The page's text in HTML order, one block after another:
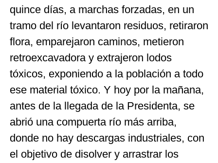
quince días, a marchas forzadas, en un
tramo del río levantaron residuos, retiraron
flora, emparejaron caminos, metieron
retroexcavadora y extrajeron lodos
tóxicos, exponiendo a la población a todo
ese material tóxico. Y hoy por la mañana,
antes de la llegada de la Presidenta, se
abrió una compuerta río más arriba,
donde no hay descargas industriales, con
el objetivo de disolver y arrastrar los